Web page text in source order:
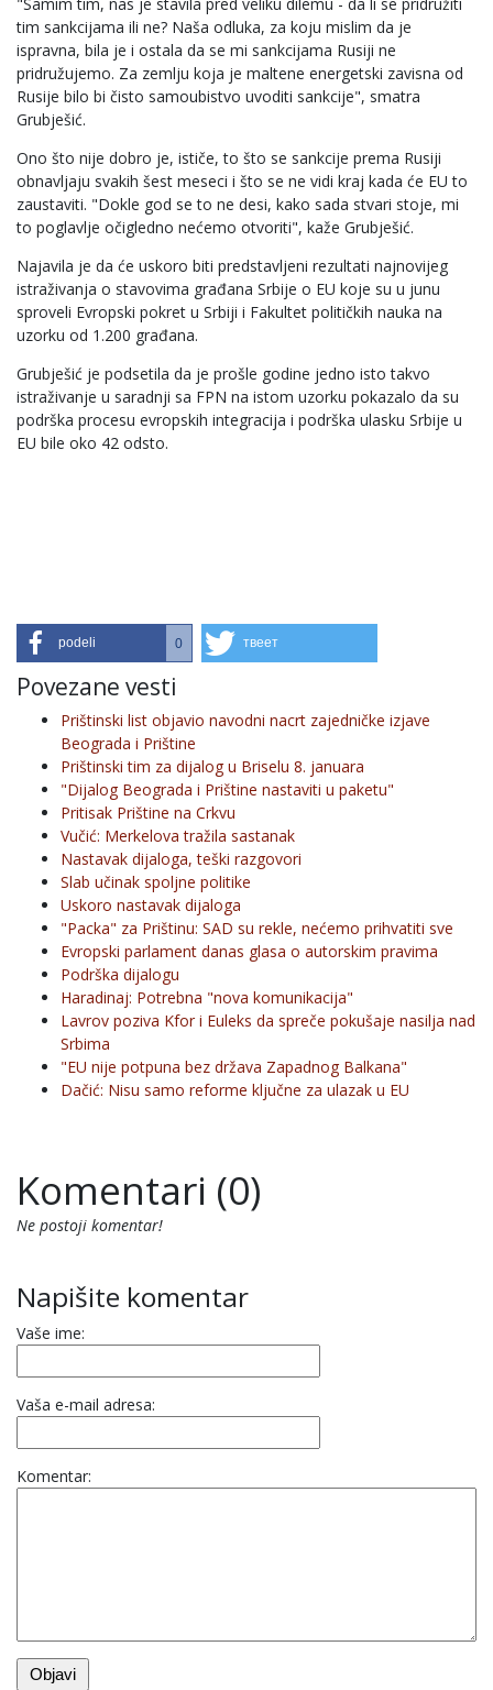
tim sankcijama ili ne? Naša odluka, za koju mislim da je
ispravna, bila je i ostala da se mi sankcijama Rusiji ne
pridružujemo. Za zemlju koja je maltene energetski zavisna od
Rusije bilo bi čisto samoubistvo uvoditi sankcije", smatra
Grubješić.
Ono što nije dobro je, ističe, to što se sankcije prema Rusiji
obnavljaju svakih šest meseci i što se ne vidi kraj kada će EU to
zaustaviti. "Dokle god se to ne desi, kako sada stvari stoje, mi
to poglavlje očigledno nećemo otvoriti", kaže Grubješić.
Najavila je da će uskoro biti predstavljeni rezultati najnovijeg
istraživanja o stavovima građana Srbije o EU koje su u junu
sproveli Evropski pokret u Srbiji i Fakultet političkih nauka na
uzorku od 1.200 građana.
Grubješić je podsetila da je prošle godine jedno isto takvo
istraživanje u saradnji sa FPN na istom uzorku pokazalo da su
podrška procesu evropskih integracija i podrška ulasku Srbije u
EU bile oko 42 odsto.
podeli 0 твеет
Povezane vesti
Prištinski list objavio navodni nacrt zajedničke izjave
Beograda i Prištine
Prištinski tim za dijalog u Briselu 8. januara
"Dijalog Beograda i Prištine nastaviti u paketu"
Pritisak Prištine na Crkvu
Vučić: Merkelova tražila sastanak
Nastavak dijaloga, teški razgovori
Slab učinak spoljne politike
Uskoro nastavak dijaloga
"Packa" za Prištinu: SAD su rekle, nećemo prihvatiti sve
Evropski parlament danas glasa o autorskim pravima
Podrška dijalogu
Haradinaj: Potrebna "nova komunikacija"
Lavrov poziva Kfor i Euleks da spreče pokušaje nasilja nad
Srbima
"EU nije potpuna bez država Zapadnog Balkana"
Dačić: Nisu samo reforme ključne za ulazak u EU
Komentari (0)
Ne postoji komentar!
Napišite komentar
Vaše ime:
Vaša e-mail adresa:
Komentar: